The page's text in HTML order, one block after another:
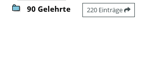
90 Gelehrte 220 Einträge